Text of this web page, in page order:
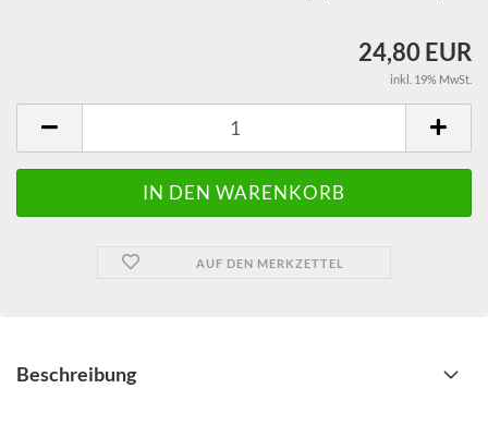
24,80 EUR
inkl. 19% MwSt.
AUF DEN MERKZETTEL
Beschreibung